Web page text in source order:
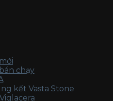
chạy
kết Vasta Stone